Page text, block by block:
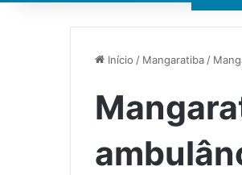
Início / Mangaratiba/